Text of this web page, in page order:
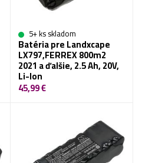
5+ ks skladom
Batéria pre Landxcape
LX797,FERREX 800m2
2021 a ďalšie, 2.5 Ah, 20V,
Li-Ion
45,99 €